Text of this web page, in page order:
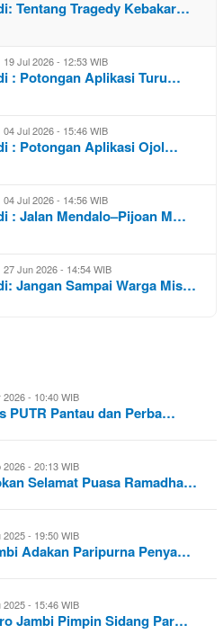
Tentang Tragedy Kebakar…
19 Jul 2026 - 12:53 WIB
: Potongan Aplikasi Turu…
04 Jul 2026 - 15:46 WIB
: Potongan Aplikasi Ojol…
04 Jul 2026 - 14:56 WIB
: Jalan Mendalo–Pijoan M…
27 Jun 2026 - 14:54 WIB
Jangan Sampai Warga Mis…
2026 - 10:40 WIB
PUTR Pantau dan Perba…
2026 - 20:13 WIB
Selamat Puasa Ramadha…
2025 - 19:50 WIB
Adakan Paripurna Penya…
2025 - 15:46 WIB
Jambi Pimpin Sidang Par…